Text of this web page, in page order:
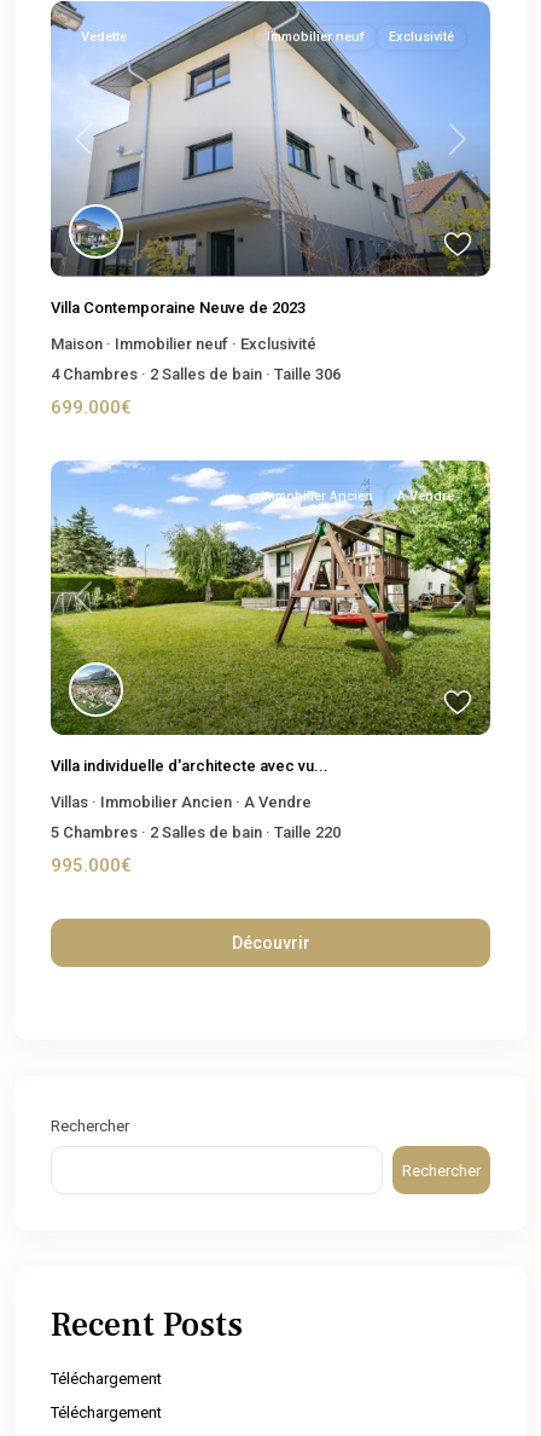
Previous Next
Vedette Immobilier neuf Exclusivité
Villa Contemporaine Neuve de 2023
Maison · Immobilier neuf · Exclusivité
4Chambres · 2 Salles de bain · Taille 306
699.000€
Previous Next
Immobilier Ancien A Vendre
Villa individuelle d'architecte avec vu...
Villas · Immobilier Ancien · A Vendre
5 Chambres · 2 Salles de bain · Taille 220
995.000€
Découvrir
Rechercher
Rechercher
Recent Posts
Téléchargement
Téléchargement